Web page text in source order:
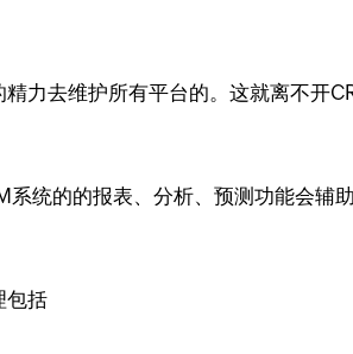
力去维护所有平台的。这就离不开
统的的报表、分析、预测功能会辅
包括